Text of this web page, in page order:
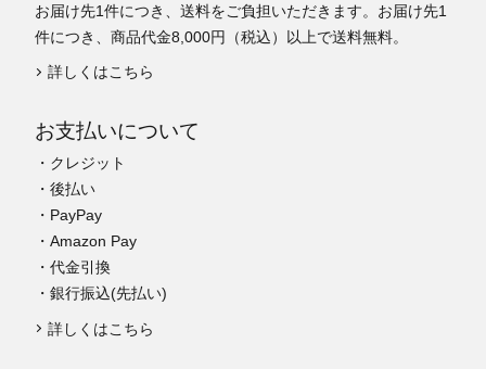
お届け先1件につき、送料をご負担いただきます。お届け先1
件につき、商品代金8,000円（税込）以上で送料無料。
詳しくはこちら
お支払いについて
・クレジット
・後払い
・PayPay
・Amazon Pay
・代金引換
・銀行振込(先払い)
詳しくはこちら